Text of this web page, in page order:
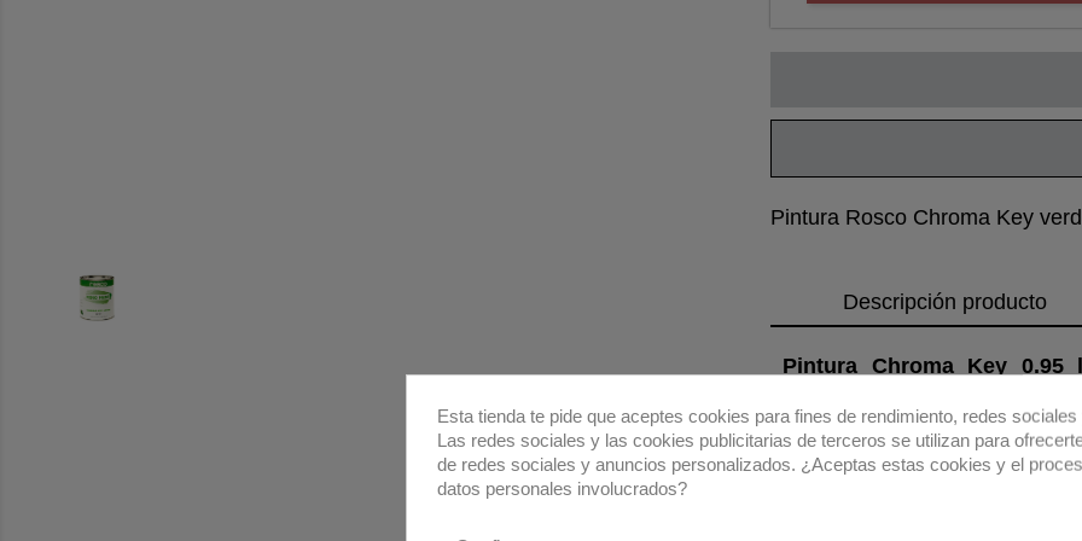
Pintura Rosco Chroma Key
Descripción producto
Pintura Chroma Key 0.95
pinturas Rosco Chroma Key
de vídeo de todo U.S.A. Han
luminancia y de saturación
Esta tienda te pide que aceptes cookies para fines de rendimiento, redes sociales
Las redes sociales y las cookies publicitarias de terceros se utilizan para
de redes sociales y anuncios personalizados. ¿Aceptas estas cookies y el
datos personales involucrados?
Consigue un 5% de
primera compra
Regístrate para recibir el descuento.
Email